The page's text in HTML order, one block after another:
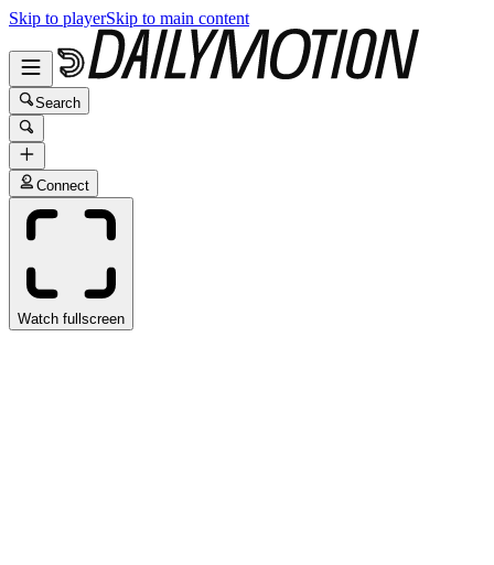
Skip to playerSkip to main content
Search
Connect
Watch fullscreen